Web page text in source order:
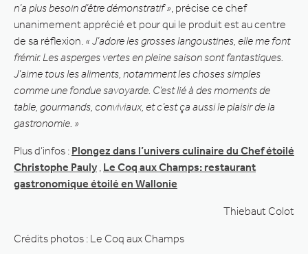
n’a plus besoin d’être démonstratif » , précise ce chef
unanimement apprécié et pour qui le produit est au centre
de sa réflexion. « J’adore les grosses langoustines, elle me font
frémir. Les asperges vertes en pleine saison sont fantastiques.
J’aime tous les aliments, notamment les choses simples
comme une fondue savoyarde. C’est lié à des moments de
table, gourmands, conviviaux, et c’est ça aussi le plaisir de la
gastronomie. »
Plus d’infos : Plongez dans l’univers culinaire du Chef étoilé
Christophe Pauly, Le Coq aux Champs: restaurant
gastronomique étoilé en Wallonie
Thiebaut Colot
Crédits photos : Le Coq aux Champs